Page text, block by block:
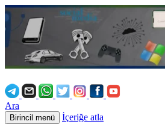
Ara
Birincil menü İçeriğe atla